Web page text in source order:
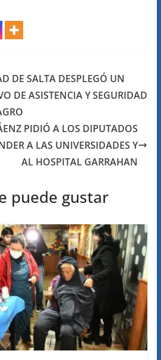
DE SALTA DESPLEGÓ UN
DE ASISTENCIA Y SEGURIDAD
PIDIÓ A LOS DIPUTADOS
A LAS UNIVERSIDADES Y
AL HOSPITAL GARRAHAN
puede gustar